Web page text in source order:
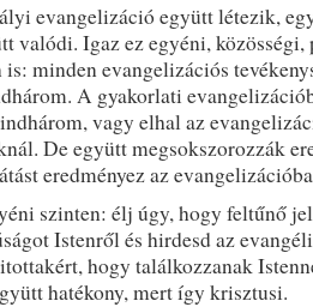
evangelizáció együtt létezik,
valódi. Igaz ez egyéni, közösségi,
minden evangelizációs
A gyakorlati
vagy elhal az
De együtt megsokszorozzák
eredményez az
szinten: élj úgy, hogy feltűnő
Istenről és hirdesd az
hogy találkozzanak
hatékony, mert így krisztusi.